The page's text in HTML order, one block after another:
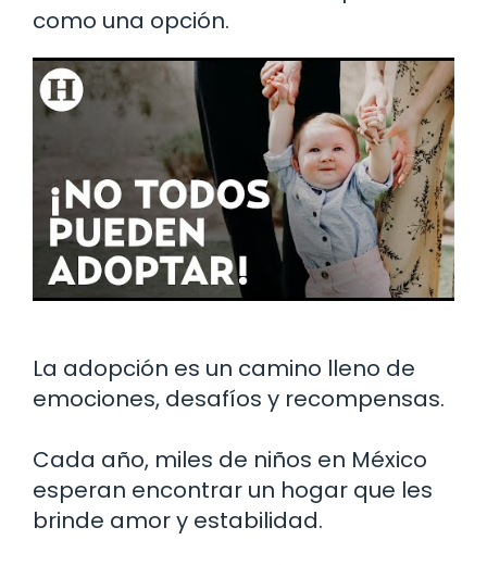
como una opción.
La adopción es un camino lleno de
emociones, desafíos y recompensas.
Cada año, miles de niños en México
esperan encontrar un hogar que les
brinde amor y estabilidad.